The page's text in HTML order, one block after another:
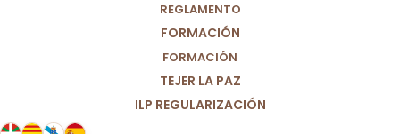
REGLAMENTO
FORMACIÓN
FORMACIÓN
TEJER LA PAZ
ILP REGULARIZACIÓN